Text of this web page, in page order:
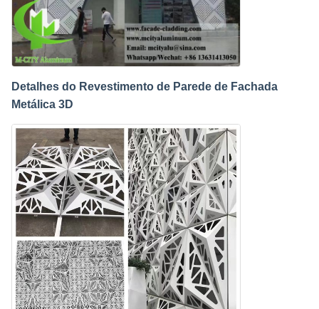
Detalhes do Revestimento de Parede de Fachada
Metálica 3D